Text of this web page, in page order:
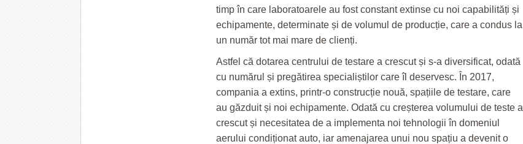
timp în care laboratoarele au fost constant extinse cu noi capabilități și
echipamente, determinate și de volumul de producție, care a condus la
un număr tot mai mare de clienți.
Astfel că dotarea centrului de testare a crescut și s-a diversificat, odată
cu numărul și pregătirea specialiștilor care îl deservesc. În 2017,
compania a extins, printr-o construcție nouă, spațiile de testare, care
au găzduit și noi echipamente. Odată cu creșterea volumului de teste a
crescut și necesitatea de a implementa noi tehnologii în domeniul
aerului condiționat auto, iar amenajarea unui nou spațiu a devenit o